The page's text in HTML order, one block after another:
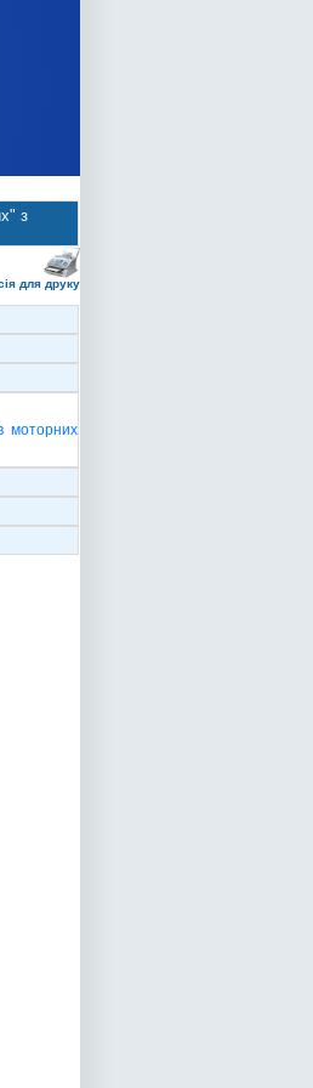
з
для друку
моторних